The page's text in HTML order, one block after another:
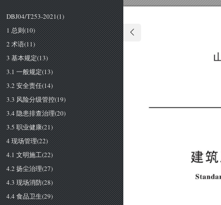
DBJ04/T253-2021(1)
1 总则(10)
2 术语(11)
3 基本规定(13)
3.1 一般规定(13)
3.2 安全责任(14)
3.3 风险分级管控(19)
3.4 隐患排查治理(20)
3.5 职业健康(21)
4 现场管理(22)
4.1 文明施工(22)
4.2 扬尘治理(27)
4.3 现场消防(28)
4.4 食品卫生(29)
建筑
Ｓｔａｎｄ